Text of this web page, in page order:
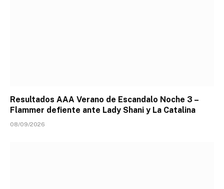
Resultados AAA Verano de Escandalo Noche 3 –
Flammer defiente ante Lady Shani y La Catalina
08/09/2026